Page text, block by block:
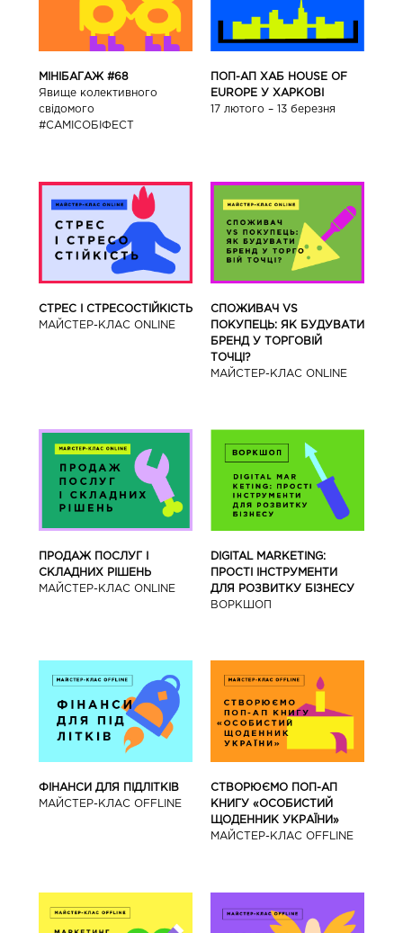
МІНІБАГАЖ #68
Явище колективного
свідомого
#САМІСОБІФЕСТ
ПОП-АП ХАБ HOUSE OF
EUROPE У ХАРКОВІ
17 лютого – 13 березня
СТРЕС І СТРЕСОСТІЙКІСТЬ
МАЙСТЕР-КЛАС ONLINE
СПОЖИВАЧ VS
ПОКУПЕЦЬ: ЯК БУДУВАТИ
БРЕНД У ТОРГОВІЙ
ТОЧЦІ?
МАЙСТЕР-КЛАС ONLINE
ПРОДАЖ ПОСЛУГ І
СКЛАДНИХ РІШЕНЬ
МАЙСТЕР-КЛАС ONLINE
DIGITAL MARKETING:
ПРОСТІ ІНСТРУМЕНТИ
ДЛЯ РОЗВИТКУ БІЗНЕСУ
ВОРКШОП
ФІНАНСИ ДЛЯ ПІДЛІТКІВ
МАЙCТЕР-КЛАС OFFLINE
СТВОРЮЄМО ПОП-АП
КНИГУ «ОСОБИСТИЙ
ЩОДЕННИК УКРАЇНИ»
МАЙCТЕР-КЛАС OFFLINE